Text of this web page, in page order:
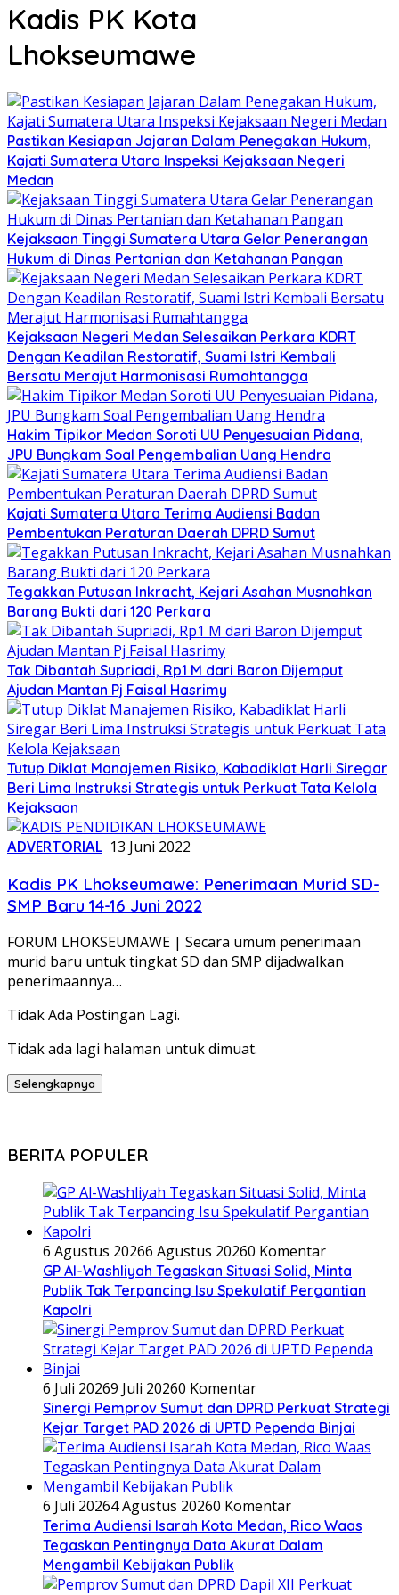
Kadis PK Kota
Lhokseumawe
Pastikan Kesiapan Jajaran Dalam Penegakan Hukum,
Kajati Sumatera Utara Inspeksi Kejaksaan Negeri
Medan
Kejaksaan Tinggi Sumatera Utara Gelar Penerangan
Hukum di Dinas Pertanian dan Ketahanan Pangan
Kejaksaan Negeri Medan Selesaikan Perkara KDRT
Dengan Keadilan Restoratif, Suami Istri Kembali
Bersatu Merajut Harmonisasi Rumahtangga
Hakim Tipikor Medan Soroti UU Penyesuaian Pidana,
JPU Bungkam Soal Pengembalian Uang Hendra
Kajati Sumatera Utara Terima Audiensi Badan
Pembentukan Peraturan Daerah DPRD Sumut
Tegakkan Putusan Inkracht, Kejari Asahan Musnahkan
Barang Bukti dari 120 Perkara
Tak Dibantah Supriadi, Rp1 M dari Baron Dijemput
Ajudan Mantan Pj Faisal Hasrimy
Tutup Diklat Manajemen Risiko, Kabadiklat Harli Siregar
Beri Lima Instruksi Strategis untuk Perkuat Tata Kelola
Kejaksaan
ADVERTORIAL 13 Juni 2022
Kadis PK Lhokseumawe: Penerimaan Murid SD-
SMP Baru 14-16 Juni 2022
FORUM LHOKSEUMAWE | Secara umum penerimaan
murid baru untuk tingkat SD dan SMP dijadwalkan
penerimaannya…
Tidak Ada Postingan Lagi.
Tidak ada lagi halaman untuk dimuat.
Selengkapnya
BERITA POPULER
6 Agustus 20266 Agustus 20260 Komentar
GP Al-Washliyah Tegaskan Situasi Solid, Minta
Publik Tak Terpancing Isu Spekulatif Pergantian
Kapolri
6 Juli 20269 Juli 20260 Komentar
Sinergi Pemprov Sumut dan DPRD Perkuat Strategi
Kejar Target PAD 2026 di UPTD Pependa Binjai
6 Juli 20264 Agustus 20260 Komentar
Terima Audiensi Isarah Kota Medan, Rico Waas
Tegaskan Pentingnya Data Akurat Dalam
Mengambil Kebijakan Publik